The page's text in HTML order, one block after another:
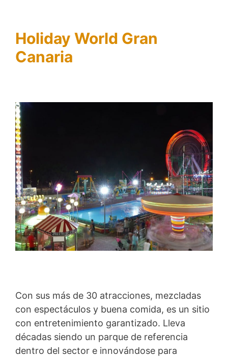
Holiday World Gran
Canaria
Con sus más de 30 atracciones, mezcladas
con espectáculos y buena comida, es un sitio
con entretenimiento garantizado. Lleva
décadas siendo un parque de referencia
dentro del sector e innovándose para